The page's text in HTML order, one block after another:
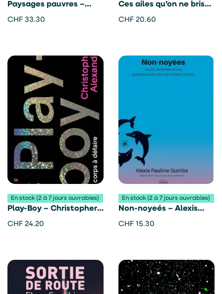
Paysages pauvres –
Fanny Chiarello
CHF 33.30
Ces ailes qu’on ne brise
pas – Ghosoun Qtifan
CHF 20.60
En stock (2 à 7 jours ouvrables)
Play-Boy – Christopher
Alexander
CHF 24.20
En stock (2 à 7 jours ouvrables)
Non-noyeés – Alexis
Pauline Gumbs
CHF 15.30